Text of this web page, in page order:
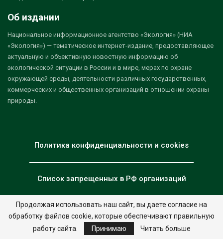
Об издании
Национальное информационное агентство «Экология» (НИА
«Экология») — тематическое интернет-издание, предоставляющее
актуальную и объективную новостную информацию об
экологической ситуации в России и в мире, мерах по охране
окружающей среды, деятельности различных государственных,
коммерческих и общественных организаций в отношении охраны
природы.
Политика конфиденциальности и cookies
Список запрещенных в РФ организаций
© 2026 - НИА "Экология". Все права защищены. Дизайн:nia.eco
Продолжая использовать наш сайт, вы даете согласие на
обработку файлов cookie, которые обеспечивают правильную
работу сайта.
Принимаю Читать больше